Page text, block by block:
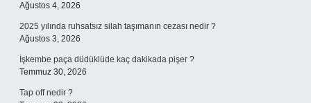
Ağustos 4, 2026
2025 yılında ruhsatsız silah taşımanın cezası nedir ?
Ağustos 3, 2026
İşkembe paça düdüklüde kaç dakikada pişer ?
Temmuz 30, 2026
Tap off nedir ?